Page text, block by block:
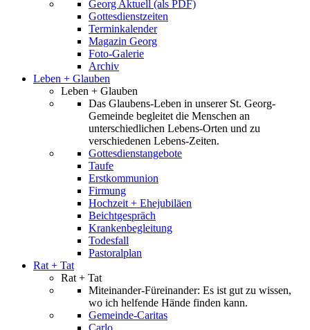
Georg Aktuell (als PDF)
Gottesdienstzeiten
Terminkalender
Magazin Georg
Foto-Galerie
Archiv
Leben + Glauben
Leben + Glauben
Das Glaubens-Leben in unserer St. Georg-
Gemeinde begleitet die Menschen an
unterschiedlichen Lebens-Orten und zu
verschiedenen Lebens-Zeiten.
Gottesdienstangebote
Taufe
Erstkommunion
Firmung
Hochzeit + Ehejubiläen
Beichtgespräch
Krankenbegleitung
Todesfall
Pastoralplan
Rat + Tat
Rat + Tat
Miteinander-Füreinander: Es ist gut zu wissen,
wo ich helfende Hände finden kann.
Gemeinde-Caritas
Carlo